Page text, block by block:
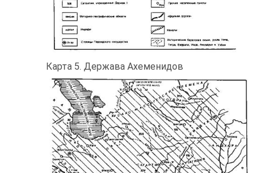
Карта 5. Держава Ахеменидов